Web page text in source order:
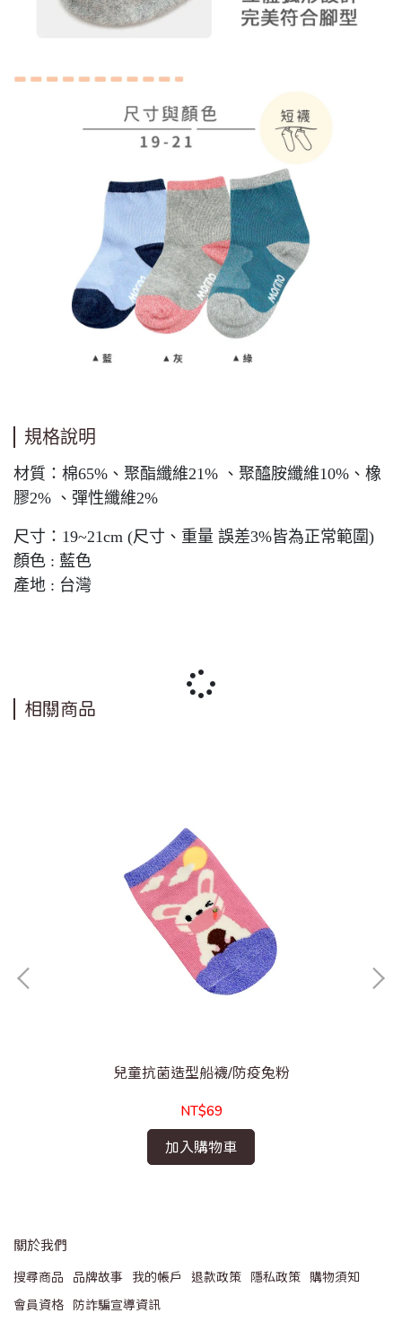
規格說明
材質：棉65%、聚酯纖維21% 、聚醯胺纖維10%、橡
膠2% 、彈性纖維2%
尺寸：19~21cm (尺寸、重量 誤差3%皆為正常範圍)
顏色 : 藍色
產地 : 台灣
相關商品
兒童抗菌造型船襪/防疫兔粉
NT$69
加入購物車
關於我們
搜尋商品 品牌故事 我的帳戶 退款政策 隱私政策
購物須知
會員資格
防詐騙宣導資訊